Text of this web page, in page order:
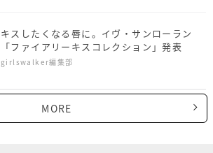
キスしたくなる唇に。イヴ・サンローラン
「ファイアリーキスコレクション」発表
girlswalker編集部
MORE